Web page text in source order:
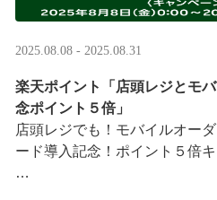
2025.08.08 - 2025.08.31
楽天ポイント「店頭レジとモ
念ポイント５倍」
店頭レジでも！モバイルオー
ード導入記念！ポイント５倍キ